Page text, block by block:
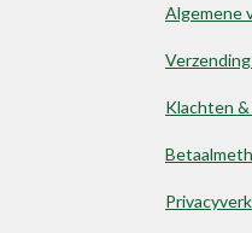
Algemene
Klachten